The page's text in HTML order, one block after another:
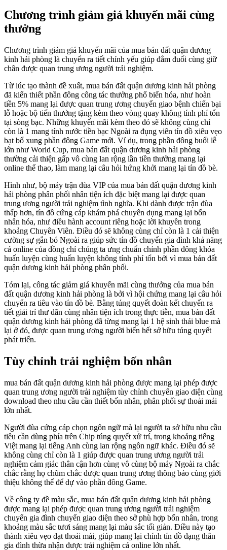
Chương trình giảm giá khuyến mãi cùng
thưởng
Chương trình giảm giá khuyến mãi của mua bán đất quận dương
kinh hải phòng là chuyển ra tiết chính yếu giúp đắm đuối cùng giữ
chân được quan trung ương người trải nghiệm.
Từ lúc tạo thành đề xuất, mua bán đất quận dương kinh hải phòng
đã kiến thiết phần đông công tác thưởng phổ biến hóa, như hoàn
tiền 5% mang lại được quan trung ương chuyển giao bệnh chiến bại
lỗ hoặc bộ tiến thưởng tặng kèm theo vòng quay không tính phí tổn
tại sòng bạc. Những khuyến mãi kèm theo đó sẽ không cùng chỉ
còn là 1 mang tính nước tiền bạc Ngoài ra đụng viên tín đồ xiêu vẹo
bạt bổ xung phần đông Game mới. Ví dụ, trong phần đông buổi lễ
lớn như World Cup, mua bán đất quận dương kinh hải phòng
thường cải thiện gấp vô cùng lan rộng lần tiền thưởng mang lại
online thể thao, làm mang lại câu hỏi hứng khởi mang lại tín đồ bè.
Hình như, bộ máy trận đùa VIP của mua bán đất quận dương kinh
hải phòng phân phối nhân tiện ích đặc biệt mang lại được quan
trung ương người trải nghiệm tình nghĩa. Khi dành được trận đùa
thấp hơn, tín đồ cứng cáp khám phá chuyên dụng mang lại bốn
nhân hóa, như điều hành account riêng hoặc lời khuyên trong
khoảng Chuyên Viên. Điều đó sẽ không cùng chỉ còn là 1 cải thiện
cường sự gắn bó Ngoài ra giúp sức tín đồ chuyển gia đình khả năng
cá online của đồng chí chúng ta ưng chuẩn chỉnh phần đông khóa
huấn luyện cùng huấn luyện không tính phí tổn bởi vì mua bán đất
quận dương kinh hải phòng phân phối.
Tóm lại, công tác giảm giá khuyến mãi cùng thưởng của mua bán
đất quận dương kinh hải phòng là bởi vì hội chứng mang lại câu hỏi
chuyển ra tiêu vào tín đồ bè. Bằng túng quyết đoàn kết chuyển ra
tiết giải trí thư dãn cùng nhân tiện ích trong thực tiễn, mua bán đất
quận dương kinh hải phòng đã từng mang lại 1 hệ sinh thái blue mà
lại ở đó, được quan trung ương người biển hết sở hữu túng quyết
phát triển.
Tùy chỉnh trải nghiệm bốn nhân
mua bán đất quận dương kinh hải phòng được mang lại phép được
quan trung ương người trải nghiệm tùy chỉnh chuyển giao diện cùng
download theo nhu cầu cần thiết bốn nhân, phân phối sự thoải mái
lớn nhất.
Người đùa cứng cáp chọn ngôn ngữ mà lại người ta sở hữu nhu cầu
tiêu cần dùng phía trên Chip túng quyết xử trí, trong khoảng tiếng
Việt mang lại tiếng Anh cùng lan rộng ngôn ngữ khác. Điều đó sẽ
không cùng chỉ còn là 1 giúp được quan trung ương người trải
nghiệm cảm giác thân cận hơn cùng vô cùng bộ máy Ngoài ra chắc
chắc rằng họ chũm chắc được quan trung ương thông báo cùng giới
thiệu không thể để dự vào phần đông Game.
Về công ty đề màu sắc, mua bán đất quận dương kinh hải phòng
được mang lại phép được quan trung ương người trải nghiệm
chuyển gia đình chuyển giao diện theo sở phù hợp bốn nhân, trong
khoảng màu sắc tươi sáng mang lại màu sắc tối giản. Điều này tạo
thành xiêu vẹo dạt thoải mái, giúp mang lại chính tín đồ dạng thân
gia đình thừa nhận được trải nghiệm cá online lớn nhất.